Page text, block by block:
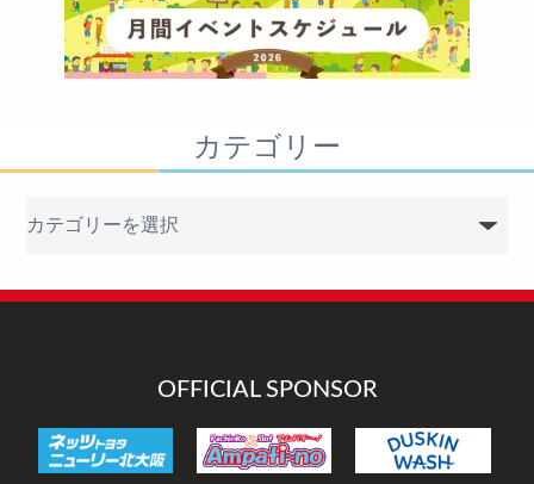
カテゴリー
リ
OFFICIAL SPONSOR